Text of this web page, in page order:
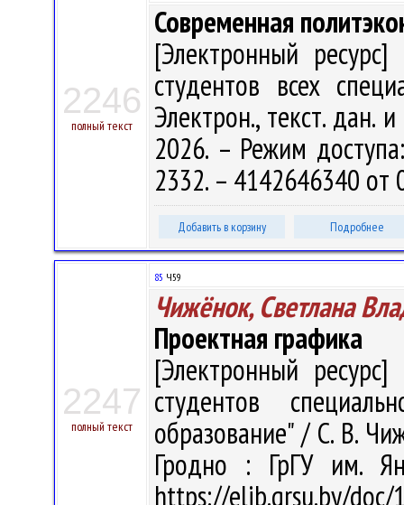
2246
полный текст
Современная
[Электронный
студентов всех
Электрон., текст. дан.
2026. – Режим
2332. – 4142646340 от
Добавить в корзину Подробнее
2247
полный текст
85 Ч59
Чижёнок, Светлана
Проектная графика
[Электронный
студентов
образование" / С. В.
Гродно : ГрГУ им.
https://elib.grsu.by/